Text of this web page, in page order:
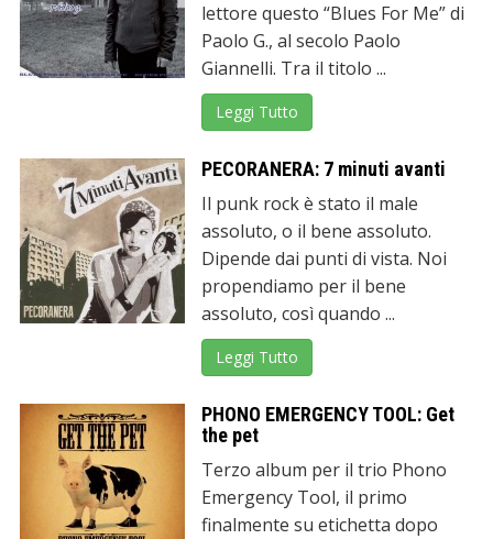
lettore questo “Blues For Me” di
Paolo G., al secolo Paolo
Giannelli. Tra il titolo ...
Leggi Tutto
PECORANERA: 7 minuti avanti
Il punk rock è stato il male
assoluto, o il bene assoluto.
Dipende dai punti di vista. Noi
propendiamo per il bene
assoluto, così quando ...
Leggi Tutto
PHONO EMERGENCY TOOL: Get
the pet
Terzo album per il trio Phono
Emergency Tool, il primo
finalmente su etichetta dopo